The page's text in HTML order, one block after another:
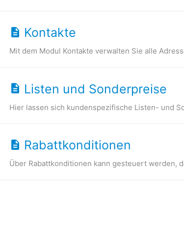
Kontakte
Mit dem Modul Kontakte verwalten Sie alle
Listen und Sonderpreise
Hier lassen sich kundenspezifische Listen- und
Rabattkonditionen
Über Rabattkonditionen kann gesteuert werden,